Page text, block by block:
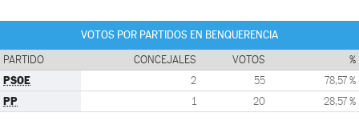
VOTOS POR PARTIDOS EN BENQUERENCIA
PARTIDO CONCEJALES VOTOS %
PSOE 2 55 78,57 %
PP 1 20 28,57 %